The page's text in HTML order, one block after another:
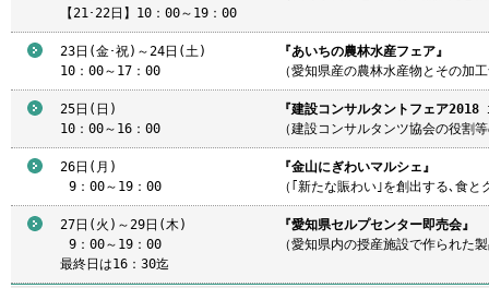
【21･22日】10：00～19：00
23日(金･祝)～24日(土)
10：00～17：00
『あいちの農林水産フェア』
（愛知県産の農林水産物とその加
25日(日)
10：00～16：00
『建設コンサルタントフェア
（建設コンサルタンツ協会の役割
26日(月)
9 ：00～19：00
『金山にぎわいマルシェ』
（｢新たな賑わい｣を創出する､食と
27日(火)～29日(木)
9 ：00～19：00
最終日は16：30迄
『愛知県セルプセンター即売会』
（愛知県内の授産施設で作られた